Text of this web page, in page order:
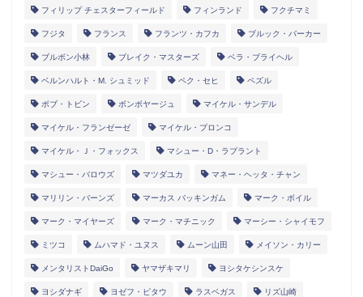
フィリップ チェスターフィールド フィンランド フクチマミ
フジタ フランス フランツ・カフカ ブルック・バーカー
ブルボン小林 ブレイク・マスターズ ベラ・ブライヘル
ベルンハルト・M. シュミッド ペク・セヒ ペズル
ボブ・トビン ボンボヤージュ マイケル・サンデル
マイケル・フランゼーゼ マイケル・プロンコ
マイケル・Ｊ・フォックス マシュー・D・ラプラント
マシュー・バロウズ マツダユカ マネー・ヘッタ・チャン
マリリン・バーンズ マーカス バッキンガム マーク・ボイル
マーク・マイヤーズ マーク・マチニック マーシー・シャイモフ
ミツコ ムハマド・ユヌス ムーン山田 メイソン・カリー
メンタリストDaiGo ヤマザキマリ ヨシタケシンスケ
ヨシダナギ ヨゼフ・ピタウ ラスベガス リズ山崎